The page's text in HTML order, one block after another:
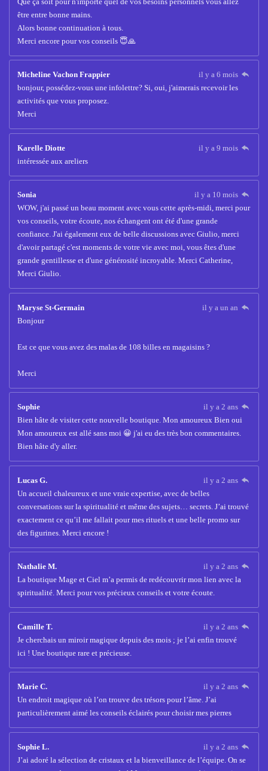
être entre bonne mains.
Alors bonne continuation à tous.
Merci encore pour vos conseils 😇🙏
Micheline Vachon Frappier
il y a 6 mois
bonjour, possédez-vous une infolettre? Si, oui, j'aimerais recevoir les
activités que vous proposez.
Merci
Karelle Diotte
il y a 9 mois
intéressée aux areliers
Sonia
il y a 10 mois
WOW, j'ai passé un beau moment avec vous cette après-midi, merci pour
vos conseils, votre écoute, nos échangent ont été d'une grande
confiance. J'ai également eux de belle discussions avec Giulio, merci
d'avoir partagé c'est moments de votre vie avec moi, vous êtes d'une
grande gentillesse et d'une générosité incroyable. Merci Catherine,
Merci Giulio.
Maryse St-Germain
il y a un an
Bonjour
Est ce que vous avez des malas de 108 billes en magaisins ?
Merci
Sophie
il y a 2 ans
Bien hâte de visiter cette nouvelle boutique. Mon amoureux Bien oui
Mon amoureux est allé sans moi 😀 j'ai eu des très bon commentaires.
Bien hâte d'y aller.
Lucas G.
il y a 2 ans
Un accueil chaleureux et une vraie expertise, avec de belles
conversations sur la spiritualité et même des sujets… secrets. J’ai trouvé
exactement ce qu’il me fallait pour mes rituels et une belle promo sur
des figurines. Merci encore !
Nathalie M.
il y a 2 ans
La boutique Mage et Ciel m’a permis de redécouvrir mon lien avec la
spiritualité. Merci pour vos précieux conseils et votre écoute.
Camille T.
il y a 2 ans
Je cherchais un miroir magique depuis des mois ; je l’ai enfin trouvé
ici ! Une boutique rare et précieuse.
Marie C.
il y a 2 ans
Un endroit magique où l’on trouve des trésors pour l’âme. J’ai
particulièrement aimé les conseils éclairés pour choisir mes pierres
Sophie L.
il y a 2 ans
J’ai adoré la sélection de cristaux et la bienveillance de l’équipe. On se